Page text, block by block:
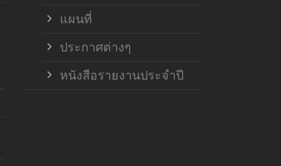
แผนที่
ประกาศต่างๆ
หนังสือรายงานประจำปี